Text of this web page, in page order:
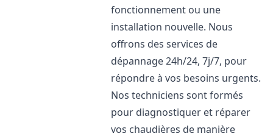
fonctionnement ou une
installation nouvelle. Nous
offrons des services de
dépannage 24h/24, 7j/7, pour
répondre à vos besoins urgents.
Nos techniciens sont formés
pour diagnostiquer et réparer
vos chaudières de manière